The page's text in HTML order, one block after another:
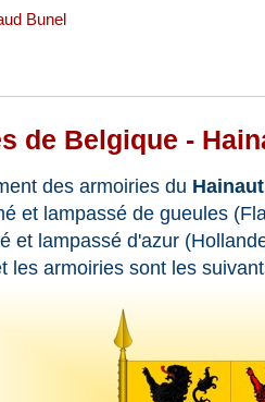
Bunel
de Belgique -
des armoiries du
et lampassé de gueules
et lampassé d'azur
les armoiries sont les